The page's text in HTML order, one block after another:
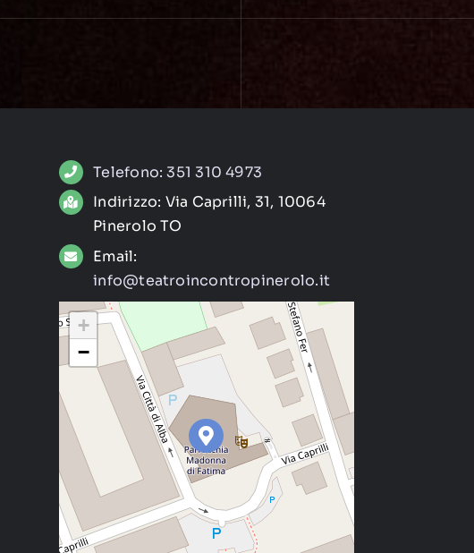
Telefono: 351 310 4973
Indirizzo: Via Caprilli, 31, 10064
Pinerolo TO
Email:
info@teatroincontropinerolo.it
+
−